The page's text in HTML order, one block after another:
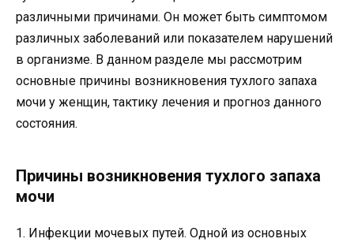
различными причинами. Он может быть симптомом
различных заболеваний или показателем нарушений
в организме. В данном разделе мы рассмотрим
основные причины возникновения тухлого запаха
мочи у женщин, тактику лечения и прогноз данного
состояния.
Причины возникновения тухлого запаха
мочи
1. Инфекции мочевых путей. Одной из основных